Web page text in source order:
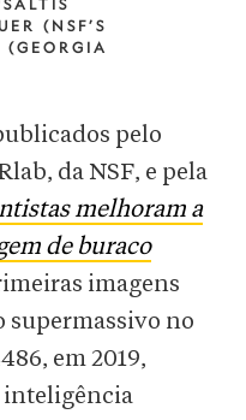
(NSF’S
pelo
da NSF, e pela
melhoram a
de buraco
imagens
supermassivo no
em 2019,
inteligência